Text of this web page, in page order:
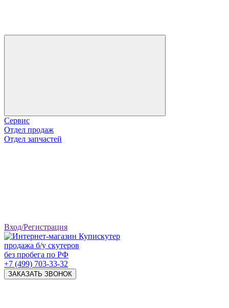
Сервис
Отдел продаж
Отдел запчастей
Вход/Регистрация
продажа б/у скутеров
без пробега по РФ
+7 (499) 703-33-32
ЗАКАЗАТЬ ЗВОНОК